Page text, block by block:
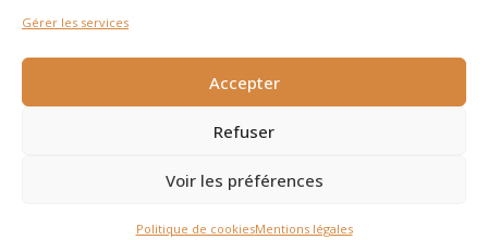
Gérer les services
Accepter
Refuser
Voir les préférences
Politique de cookiesMentions légales
Agence Immobilière du Cap Ferret
© 2026 - Agence Immobilière du Cap - site réalisé par
et Chocolatine Studio